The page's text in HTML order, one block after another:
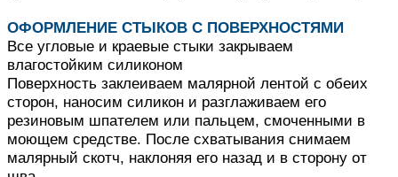
ОФОРМЛЕНИЕ СТЫКОВ С ПОВЕРХНОСТЯМИ
Все угловые и краевые стыки закрываем
влагостойким силиконом
Поверхность заклеиваем малярной лентой с обеих
сторон, наносим силикон и разглаживаем его
резиновым шпателем или пальцем, смоченными в
моющем средстве. После схватывания снимаем
малярный скотч, наклоняя его назад и в сторону от